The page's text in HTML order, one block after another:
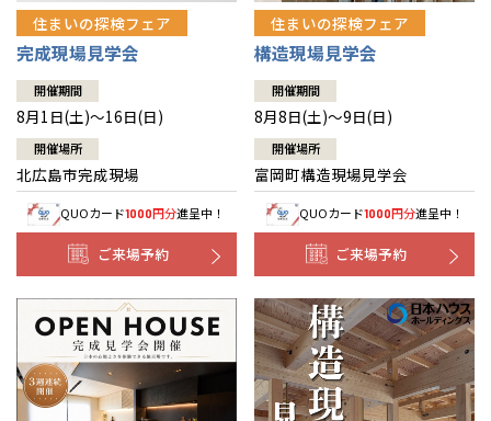
デザイン賞各種受賞
セントラルヒーティング
住まいのお手入れ集
安心の管理体制
ギャラリー
ニュースリリース
代表ごあいさつ
企業理念
会社概要
事業部紹介
IR情報
木材調達指針
グループ会社紹介
会員サイト
住まいの探検フェア
完成現場見学会
開催期間
8月1日(土)～16日(日)
開催場所
北広島市完成現場
QUOカード1000円分進呈中！
ご来場予約
住まいの探検フェア
構造現場見学会
開催期間
8月8日(土)～9日(日)
開催場所
富岡町構造現場見学会
QUOカード1000円分進呈中！
ご来場予約